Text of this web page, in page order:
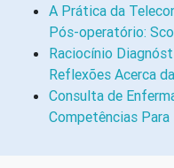
A Prática da
Pós-operatório:
Raciocínio
Reflexões Acerca
Consulta de
Competências